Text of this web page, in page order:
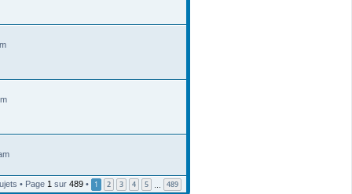
• Page 1 sur 489 • 1 2 3 4 5 … 489